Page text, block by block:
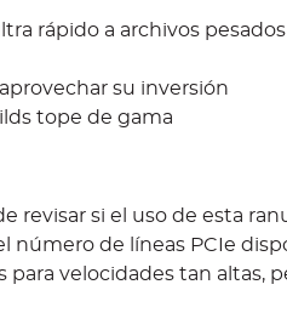
rápido a archivos pesados
su inversión
tope de gama
revisar si el uso de esta
número de líneas PCIe
velocidades tan altas,